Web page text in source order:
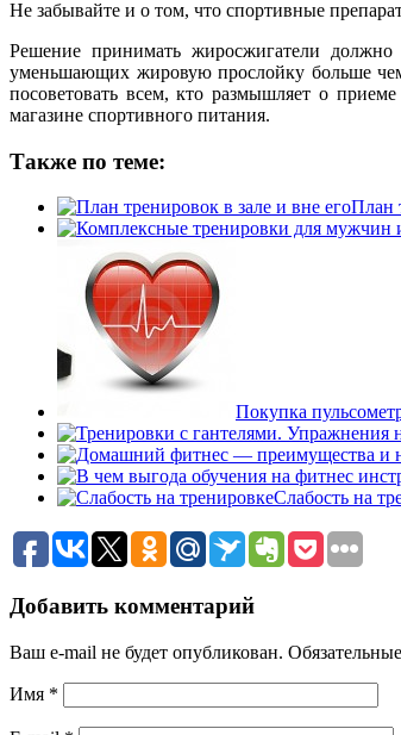
Не забывайте и о том, что спортивные
Решение принимать жиросжигатели
уменьшающих жировую прослойку больше
посоветовать всем, кто размышляет о
магазине спортивного питания.
Также по теме:
План
Покупка
Слабость на
Добавить комментарий
Ваш e-mail не будет опубликован.
Имя *